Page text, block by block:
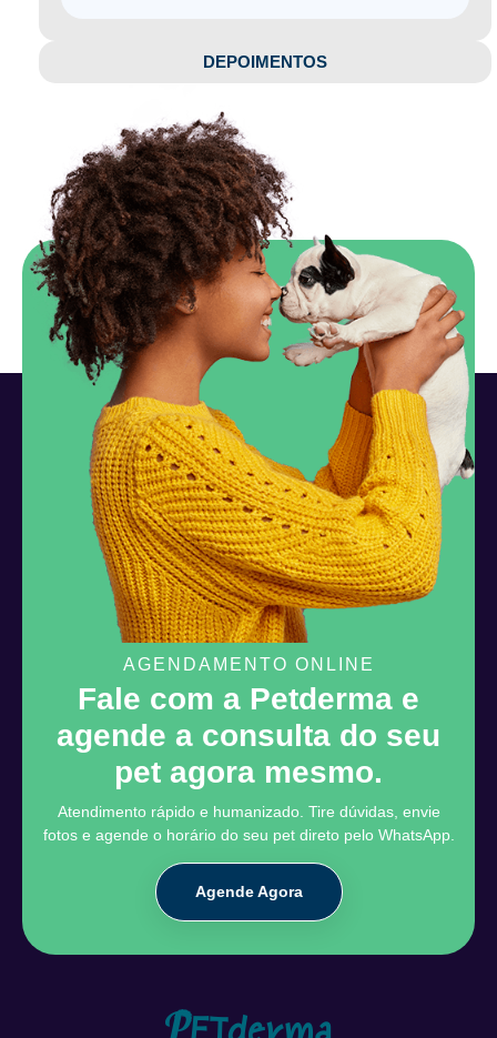
DEPOIMENTOS​
AGENDAMENTO ONLINE
Fale com a Petderma e
agende a consulta do seu
pet agora mesmo.
Atendimento rápido e humanizado. Tire dúvidas, envie
fotos e agende o horário do seu pet direto pelo WhatsApp.
Agende Agora